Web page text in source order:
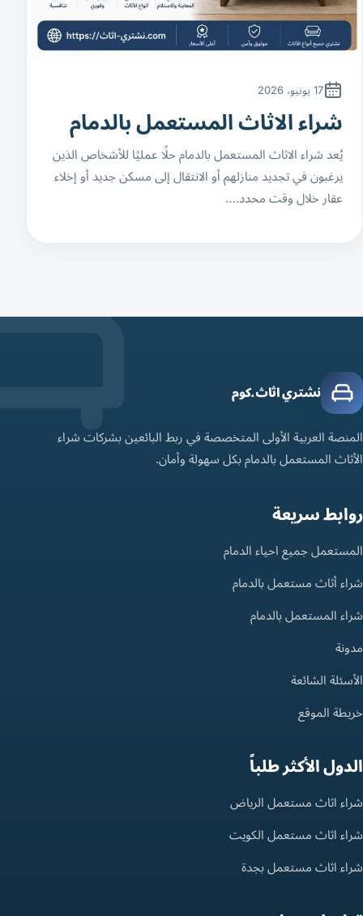
17 يونيو، 2026
شراء الاثاث المستعمل بالدمام
يُعد شراء الاثاث المستعمل بالدمام حلًا عمليًا للأشخاص الذين
يرغبون في تجديد منازلهم أو الانتقال إلى مسكن جديد أو إخلاء
عقار خلال وقت محدد.…
نشتري اثاث.كوم
المنصة العربية الأولى المتخصصة في ربط البائعين بشركات شراء
الأثاث المستعمل بالدمام بكل سهولة وأمان.
روابط سريعة
المستعمل جميع احياء الدمام
شراء أثاث مستعمل بالدمام
شراء المستعمل بالدمام
مدونة
الأسئلة الشائعة
خريطة الموقع
الدول الأكثر طلباً
شراء اثاث مستعمل الرياض
شراء اثاث مستعمل الكويت
شراء اثاث مستعمل بجدة